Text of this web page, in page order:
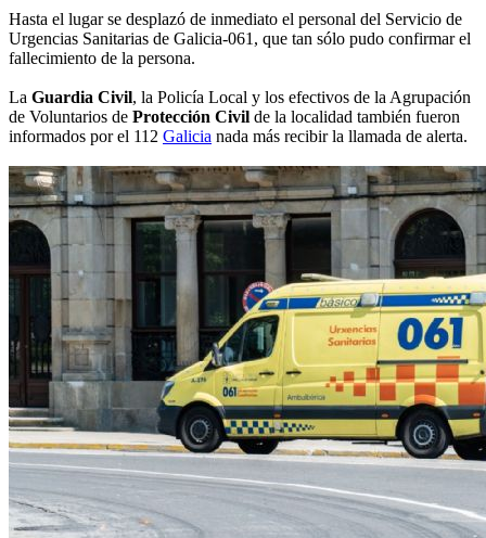
Hasta el lugar se desplazó de inmediato el personal del Servicio de
Urgencias Sanitarias de Galicia-061, que tan sólo pudo confirmar el
fallecimiento de la persona.
La Guardia Civil, la Policía Local y los efectivos de la Agrupación
de Voluntarios de Protección Civil de la localidad también fueron
informados por el 112 Galicia nada más recibir la llamada de alerta.